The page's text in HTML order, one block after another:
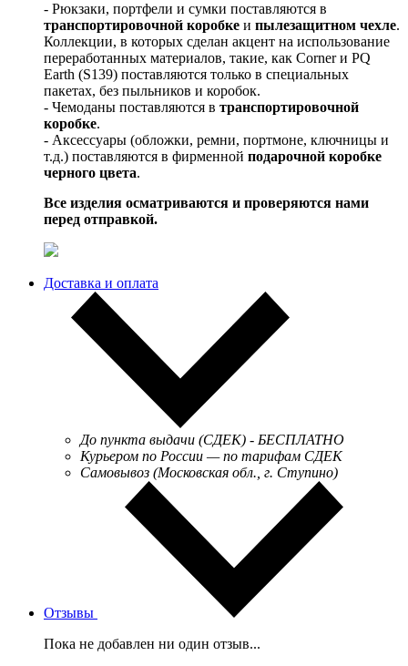
- Рюкзаки, портфели и сумки поставляются в
транспортировочной коробке и пылезащитном чехле.
Коллекции, в которых сделан акцент на использование
переработанных материалов, такие, как Corner и PQ
Earth (S139) поставляются только в специальных
пакетах, без пыльников и коробок.
- Чемоданы поставляются в транспортировочной
коробке.
- Аксессуары (обложки, ремни, портмоне, ключницы и
т.д.) поставляются в фирменной подарочной коробке
черного цвета.
Все изделия осматриваются и проверяются нами
перед отправкой.
Доставка и оплата
До пункта выдачи (СДЕК) - БЕСПЛАТНО
Курьером по России — по тарифам СДЕК
Самовывоз (Московская обл., г. Ступино)
Отзывы
Пока не добавлен ни один отзыв...